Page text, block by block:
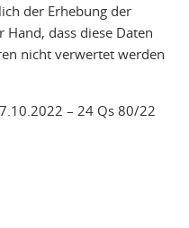
der Erhebung der
Hand, dass diese Daten
nicht verwertet werden
– 24 Qs 80/22